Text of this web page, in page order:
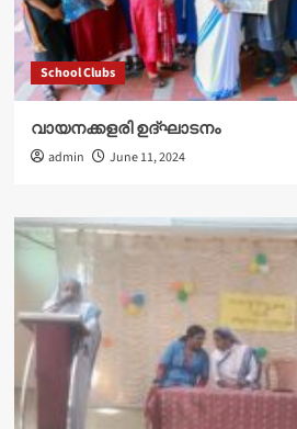
School Clubs
വായനക്കളരി ഉദ്‌ഘാടനം
admin June 11, 2024